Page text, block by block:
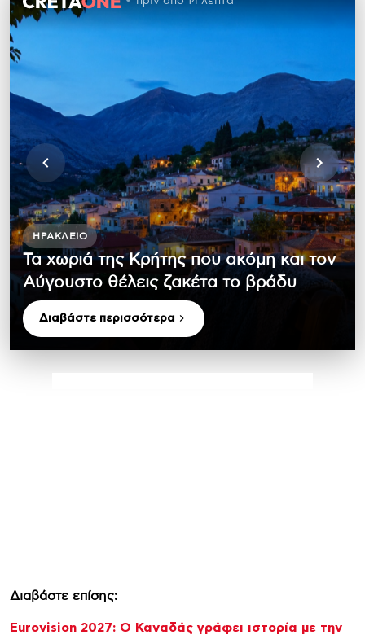
ΗΡΆΚΛΕΙΟ
Τα χωριά της Κρήτης που ακόμη και τον
Αύγουστο θέλεις ζακέτα το βράδυ
Διαβάστε περισσότερα
Διαβάστε επίσης:
Eurovision 2027: Ο Καναδάς γράφει ιστορία με την